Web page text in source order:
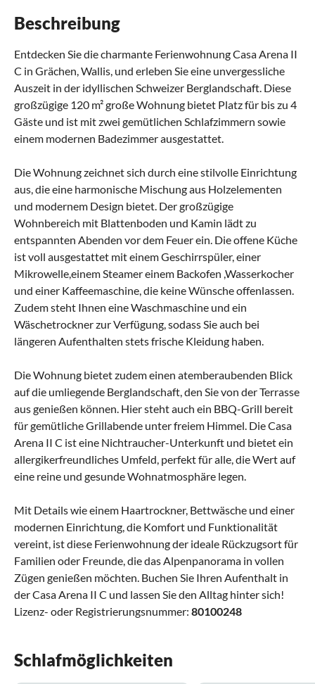
Beschreibung
Entdecken Sie die charmante Ferienwohnung Casa Arena II
C in Grächen, Wallis, und erleben Sie eine unvergessliche
Auszeit in der idyllischen Schweizer Berglandschaft. Diese
großzügige 120 m² große Wohnung bietet Platz für bis zu 4
Gäste und ist mit zwei gemütlichen Schlafzimmern sowie
einem modernen Badezimmer ausgestattet.
Die Wohnung zeichnet sich durch eine stilvolle Einrichtung
aus, die eine harmonische Mischung aus Holzelementen
und modernem Design bietet. Der großzügige
Wohnbereich mit Blattenboden und Kamin lädt zu
entspannten Abenden vor dem Feuer ein. Die offene Küche
ist voll ausgestattet mit einem Geschirrspüler, einer
Mikrowelle,einem Steamer einem Backofen ,Wasserkocher
und einer Kaffeemaschine, die keine Wünsche offenlassen.
Zudem steht Ihnen eine Waschmaschine und ein
Wäschetrockner zur Verfügung, sodass Sie auch bei
längeren Aufenthalten stets frische Kleidung haben.
Die Wohnung bietet zudem einen atemberaubenden Blick
auf die umliegende Berglandschaft, den Sie von der Terrasse
aus genießen können. Hier steht auch ein BBQ-Grill bereit
für gemütliche Grillabende unter freiem Himmel. Die Casa
Arena II C ist eine Nichtraucher-Unterkunft und bietet ein
allergikerfreundliches Umfeld, perfekt für alle, die Wert auf
eine reine und gesunde Wohnatmosphäre legen.
Mit Details wie einem Haartrockner, Bettwäsche und einer
modernen Einrichtung, die Komfort und Funktionalität
vereint, ist diese Ferienwohnung der ideale Rückzugsort für
Familien oder Freunde, die das Alpenpanorama in vollen
Zügen genießen möchten. Buchen Sie Ihren Aufenthalt in
der Casa Arena II C und lassen Sie den Alltag hinter sich!
Lizenz- oder Registrierungsnummer: 80100248
Schlafmöglichkeiten